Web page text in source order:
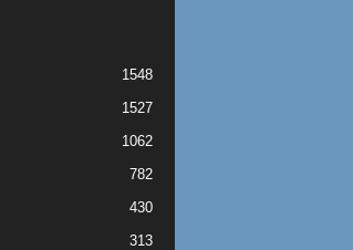
1548
1527
1062
782
430
313